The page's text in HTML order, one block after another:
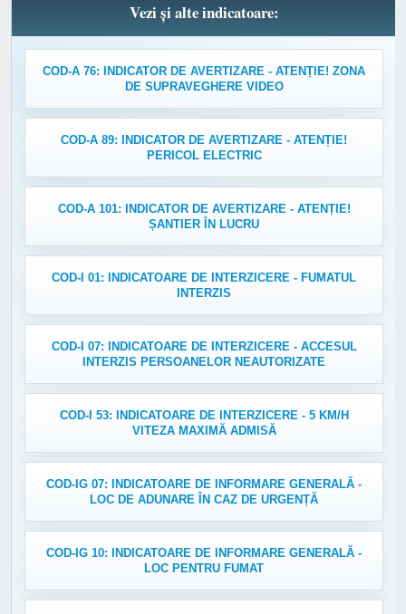
Vezi și alte indicatoare:
COD-A 76: INDICATOR DE AVERTIZARE - ATENȚIE! ZONA
DE SUPRAVEGHERE VIDEO
COD-A 89: INDICATOR DE AVERTIZARE - ATENȚIE!
PERICOL ELECTRIC
COD-A 101: INDICATOR DE AVERTIZARE - ATENȚIE!
ȘANTIER ÎN LUCRU
COD-I 01: INDICATOARE DE INTERZICERE - FUMATUL
INTERZIS
COD-I 07: INDICATOARE DE INTERZICERE - ACCESUL
INTERZIS PERSOANELOR NEAUTORIZATE
COD-I 53: INDICATOARE DE INTERZICERE - 5 KM/H
VITEZA MAXIMĂ ADMISĂ
COD-IG 07: INDICATOARE DE INFORMARE GENERALĂ -
LOC DE ADUNARE ÎN CAZ DE URGENȚĂ
COD-IG 10: INDICATOARE DE INFORMARE GENERALĂ -
LOC PENTRU FUMAT